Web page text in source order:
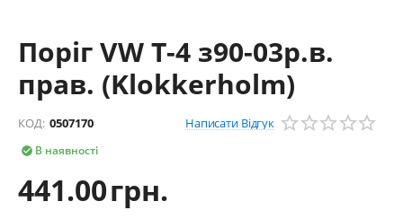
Поріг VW T-4 з90-03р.в.
прав. (Klokkerholm)
КОД: 0507170 Написати Відгук
В наявності

441.00грн.